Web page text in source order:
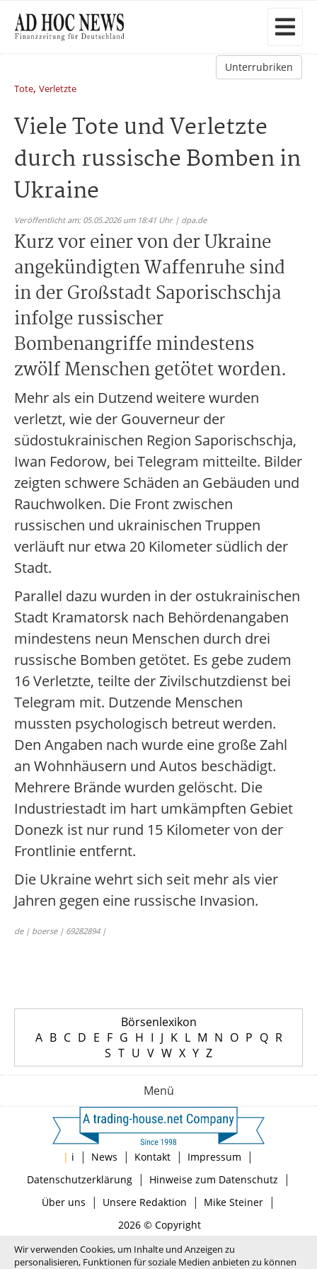
Unterrubriken
Tote, Verletzte
Viele Tote und Verletzte
durch russische Bomben in
Ukraine
Veröffentlicht am: 05.05.2026 um 18:41 Uhr | dpa.de
Kurz vor einer von der Ukraine
angekündigten Waffenruhe sind
in der Großstadt Saporischschja
infolge russischer
Bombenangriffe mindestens
zwölf Menschen getötet worden.
Mehr als ein Dutzend weitere wurden
verletzt, wie der Gouverneur der
südostukrainischen Region Saporischschja,
Iwan Fedorow, bei Telegram mitteilte. Bilder
zeigten schwere Schäden an Gebäuden und
Rauchwolken. Die Front zwischen
russischen und ukrainischen Truppen
verläuft nur etwa 20 Kilometer südlich der
Stadt.
Parallel dazu wurden in der ostukrainischen
Stadt Kramatorsk nach Behördenangaben
mindestens neun Menschen durch drei
russische Bomben getötet. Es gebe zudem
16 Verletzte, teilte der Zivilschutzdienst bei
Telegram mit. Dutzende Menschen
mussten psychologisch betreut werden.
Den Angaben nach wurde eine große Zahl
an Wohnhäusern und Autos beschädigt.
Mehrere Brände wurden gelöscht. Die
Industriestadt im hart umkämpften Gebiet
Donezk ist nur rund 15 Kilometer von der
Frontlinie entfernt.
Die Ukraine wehrt sich seit mehr als vier
Jahren gegen eine russische Invasion.
de | boerse | 69282894 |
Börsenlexikon
A B C D E F G H I J K L M N O P Q R
S T U V W X Y Z
Menü
| i | News | Kontakt | Impressum |
Datenschutzerklärung| Hinweise zum Datenschutz |
Über uns | Unsere Redaktion | Mike Steiner|
2026 © Copyright
Wir verwenden Cookies, um Inhalte und Anzeigen zu
personalisieren, Funktionen für soziale Medien anbieten zu können